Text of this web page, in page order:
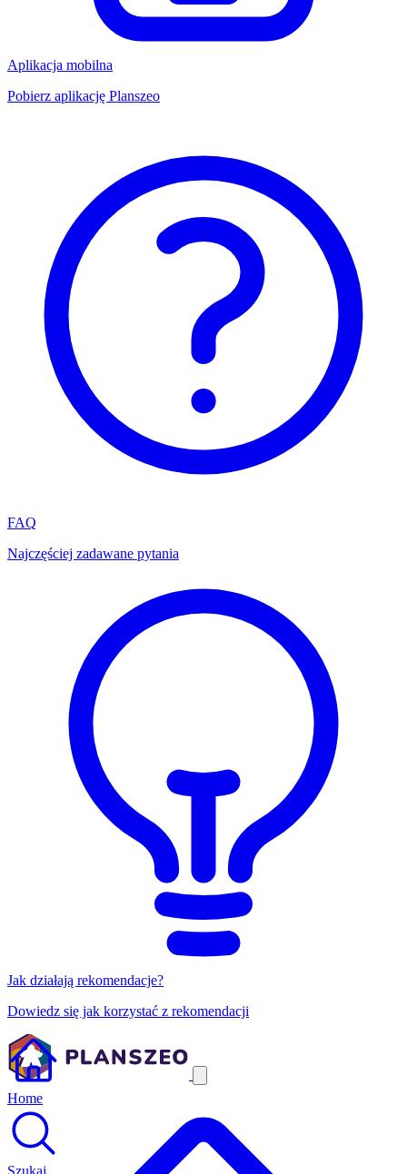
Aplikacja mobilna
Pobierz aplikację Planszeo
FAQ
Najczęściej zadawane pytania
Jak działają rekomendacje?
Dowiedz się jak korzystać z rekomendacji
Home
Szukaj